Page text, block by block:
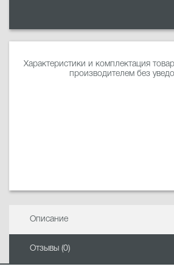
Характеристики и комплектация
производителем без
Описание
Отзывы (0)